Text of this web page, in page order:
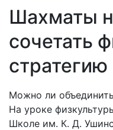
Шахматы
сочетать
стратегию
Можно ли
На уроке
Школе им. К. Д.